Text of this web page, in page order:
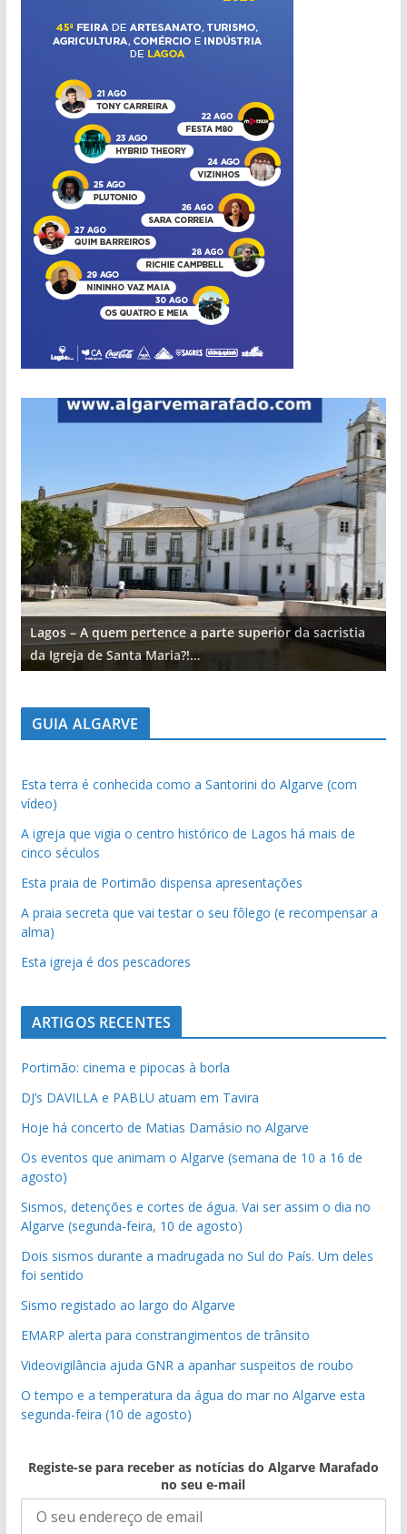
Lagos – A quem pertence a parte superior da sacristia
da Igreja de Santa Maria?!…
GUIA ALGARVE
Esta terra é conhecida como a Santorini do Algarve (com
vídeo)
A igreja que vigia o centro histórico de Lagos há mais de
cinco séculos
Esta praia de Portimão dispensa apresentações
A praia secreta que vai testar o seu fôlego (e recompensar a
alma)
Esta igreja é dos pescadores
ARTIGOS RECENTES
Portimão: cinema e pipocas à borla
DJ’s DAVILLA e PABLU atuam em Tavira
Hoje há concerto de Matias Damásio no Algarve
Os eventos que animam o Algarve (semana de 10 a 16 de
agosto)
Sismos, detenções e cortes de água. Vai ser assim o dia no
Algarve (segunda-feira, 10 de agosto)
Dois sismos durante a madrugada no Sul do País. Um deles
foi sentido
Sismo registado ao largo do Algarve
EMARP alerta para constrangimentos de trânsito
Videovigilância ajuda GNR a apanhar suspeitos de roubo
O tempo e a temperatura da água do mar no Algarve esta
segunda-feira (10 de agosto)
Registe-se para receber as notícias do Algarve Marafado
no seu e-mail